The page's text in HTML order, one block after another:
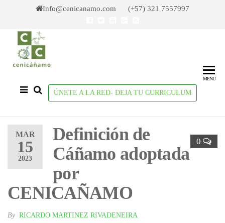
content
Info@cenicanamo.com (+57) 321 7557997
ÚNETE A LA RED- DEJA TU CURRICULUM
MENU
MAR
15
2023
0
Definición de
Cáñamo adoptada
por
CENICAÑAMO
By RICARDO MARTINEZ RIVADENEIRA